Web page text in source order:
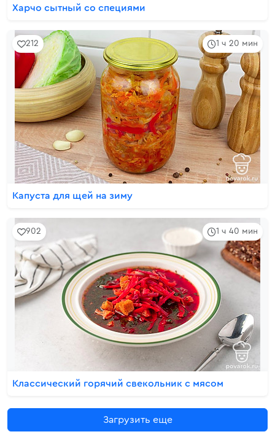
Харчо сытный со специями
1 ч 20 мин
212
Капуста для щей на зиму
1 ч 40 мин
902
Классический горячий свекольник с мясом
Загрузить еще